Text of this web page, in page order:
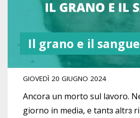
Il grano e il sangue
GIOVEDÌ 20 GIUGNO 2024
Ancora un morto sul lavoro.
giorno in media, e tantɜ altrɜ